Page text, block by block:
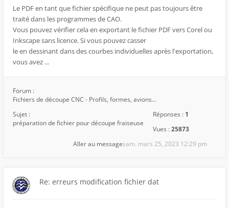
Le PDF en tant que fichier spécifique ne peut pas toujours être
traité dans les programmes de CAO.
Vous pouvez vérifier cela en exportant le fichier PDF vers Corel ou
Inkscape sans licence. Si vous pouvez casser
le en dessinant dans des courbes individuelles après l'exportation,
vous avez ...
Forum :
Fichiers de découpe CNC - Profils, formes, avions...
Sujet :
préparation de fichier pour découpe fraiseuse
Réponses : 1
Vues :25873
sam. mars 25, 2023 12:29 pm
Aller au message
Re: erreurs modification fichier dat